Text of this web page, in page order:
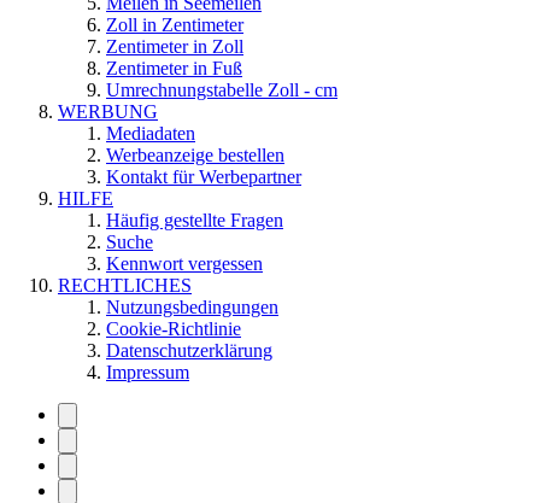
Zoll in Zentimeter
Zentimeter in Zoll
Zentimeter in Fuß
Umrechnungstabelle Zoll - cm
WERBUNG
Mediadaten
Werbeanzeige bestellen
Kontakt für Werbepartner
HILFE
Häufig gestellte Fragen
Suche
Kennwort vergessen
RECHTLICHES
Nutzungsbedingungen
Cookie-Richtlinie
Datenschutzerklärung
Impressum